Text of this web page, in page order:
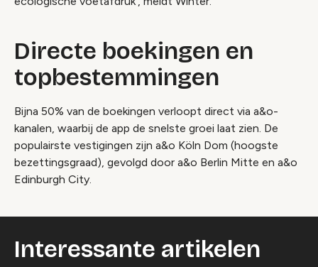
Directe boekingen en
topbestemmingen
Bijna 50% van de boekingen verloopt direct via a&o-
kanalen, waarbij de app de snelste groei laat zien. De
populairste vestigingen zijn a&o Köln Dom (hoogste
bezettingsgraad), gevolgd door a&o Berlin Mitte en a&o
Edinburgh City.
Interessante artikelen